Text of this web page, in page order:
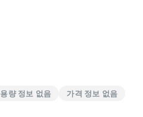
용량 정보 없음 가격 정보 없음